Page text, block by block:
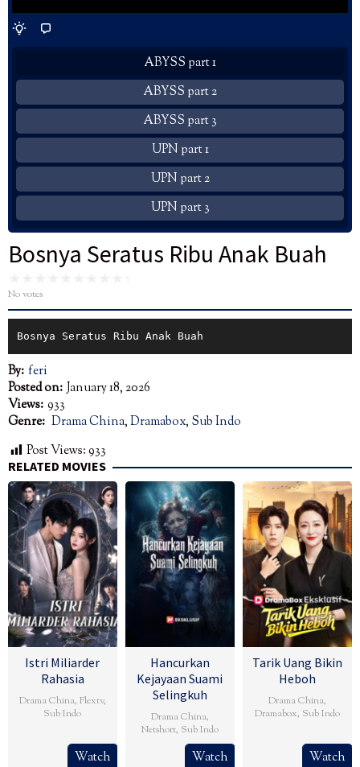
ABYSS part 1
ABYSS part 2
ABYSS part 3
UPN part 1
UPN part 2
UPN part 3
Bosnya Seratus Ribu Anak Buah
No votes
Bosnya Seratus Ribu Anak Buah
By: feri
Posted on: January 18, 2026
Views: 933
Genre: Drama China,Dramabox, Sub Indo
Post Views:933
RELATED MOVIES
Istri Miliarder
Rahasia
Drama China, Flextv,
Sub Indo
Watch
Hancurkan
Kejayaan Suami
Selingkuh
Drama China,
Netshort, Sub Indo
Watch
Tarik Uang Bikin
Heboh
Drama China,
Dramabox, Sub Indo
Watch